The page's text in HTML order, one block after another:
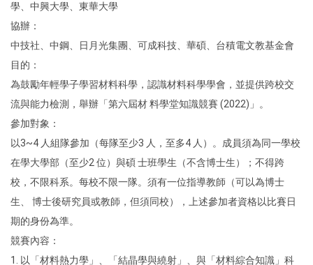
學、中興大學、東華大學
協辦：
中技社、中鋼、日月光集團、可成科技、華碩、台積電文教基金會
目的：
為鼓勵年輕學子學習材料科學，認識材料科學學會，並提供跨校交
流與能力檢測，舉辦「第六屆材 料學堂知識競賽 (2022)」。
參加對象：
以3~4 人組隊參加（每隊至少3 人，至多4 人）。成員須為同一學校
在學大學部（至少2 位）與碩 士班學生（不含博士生）；不得跨
校，不限科系。每校不限一隊。須有一位指導教師（可以為博士
生、 博士後研究員或教師，但須同校），上述參加者資格以比賽日
期的身份為準。
競賽內容：
1. 以「材料熱力學」、「結晶學與繞射」、與「材料綜合知識」科